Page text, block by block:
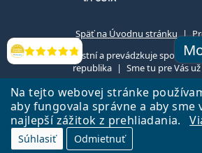
Na tejto webovej stránke
aby fungovala správne a aby sme
najlepší zážitok z prehliadania.
Súhlasiť Odmietnuť
Hodnotenia
Späť na Úvodnu stránku
Lentiamo.sk vlastní a prevádzkuje
republika
Sme tu pre Vás